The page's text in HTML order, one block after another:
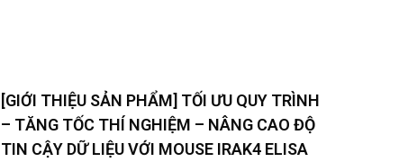
[GIỚI THIỆU SẢN PHẨM] TỐI ƯU QUY TRÌNH
– TĂNG TỐC THÍ NGHIỆM – NÂNG CAO ĐỘ
TIN CẬY DỮ LIỆU VỚI MOUSE IRAK4 ELISA